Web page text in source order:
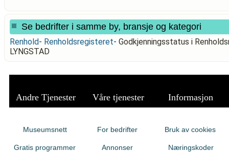
Se bedrifter i samme by, bransje og kategori
Renhold- Renholdsregisteret- Godkjenningsstatus i
LYNGSTAD
Andre Tjenester Våre tjenester Informasjon
Museumsnett
Gratis programmer
For bedrifter
Annonser
Bruk av cookies
Næringskoder